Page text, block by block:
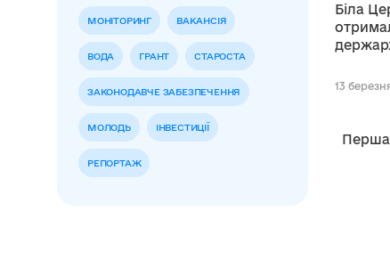
МОНІТОРИНГ ВАКАНСІЯ
ВОДА ГРАНТ СТАРОСТА
ЗАКОНОДАВЧЕ ЗАБЕЗПЕЧЕННЯ
МОЛОДЬ ІНВЕСТИЦІЇ
РЕПОРТАЖ
Біла
13
Перша